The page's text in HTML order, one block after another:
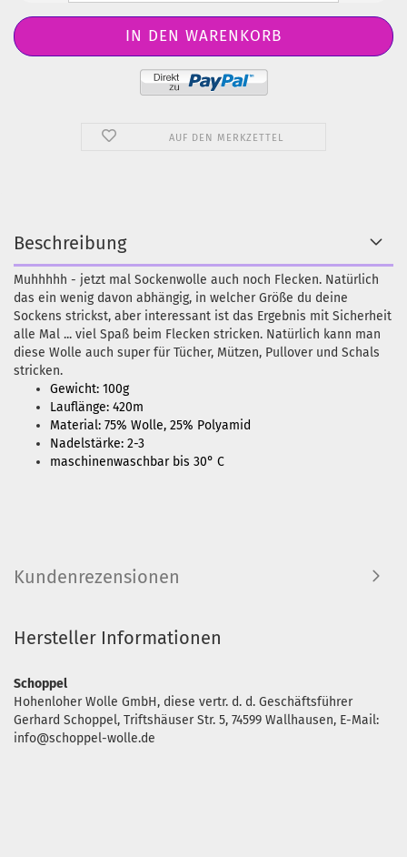
AUF DEN MERKZETTEL
Beschreibung
Muhhhhh - jetzt mal Sockenwolle auch noch Flecken. Natürlich
das ein wenig davon abhängig, in welcher Größe du deine
Sockens strickst, aber interessant ist das Ergebnis mit Sicherheit
alle Mal ... viel Spaß beim Flecken stricken. Natürlich kann man
diese Wolle auch super für Tücher, Mützen, Pullover und Schals
stricken.
Gewicht: 100g
Lauflänge: 420m
Material: 75% Wolle, 25% Polyamid
Nadelstärke: 2-3
maschinenwaschbar bis 30° C
Kundenrezensionen
Hersteller Informationen
Schoppel
Hohenloher Wolle GmbH, diese vertr. d. d. Geschäftsführer
Gerhard Schoppel, Triftshäuser Str. 5, 74599 Wallhausen, E-Mail:
info@schoppel-wolle.de